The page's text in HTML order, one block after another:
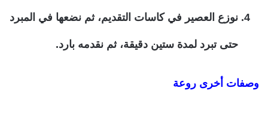
نوزع العصير في كاسات التقديم، ثم نضعها في المبرد
حتى تبرد لمدة ستين دقيقة، ثم نقدمه بارد.
وصفات أخرى روعة